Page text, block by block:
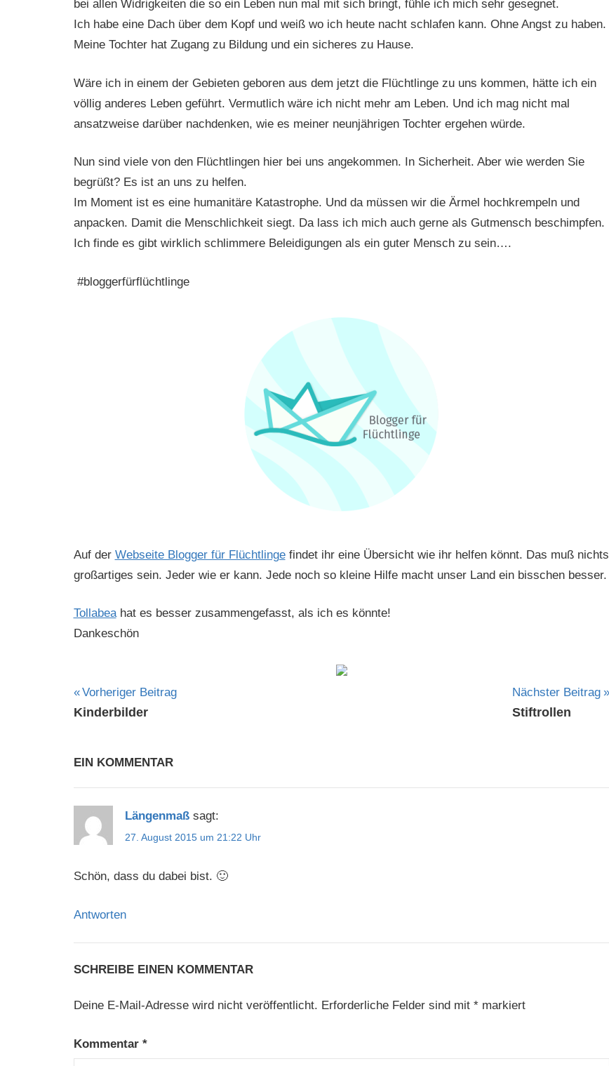
bei allen Widrigkeiten die so ein Leben nun mal mit sich bringt, fühle ich mich sehr gesegnet.
Ich habe eine Dach über dem Kopf und weiß wo ich heute nacht schlafen kann. Ohne Angst zu haben.
Meine Tochter hat Zugang zu Bildung und ein sicheres zu Hause.
Wäre ich in einem der Gebieten geboren aus dem jetzt die Flüchtlinge zu uns kommen, hätte ich ein
völlig anderes Leben geführt. Vermutlich wäre ich nicht mehr am Leben. Und ich mag nicht mal
ansatzweise darüber nachdenken, wie es meiner neunjährigen Tochter ergehen würde.
Nun sind viele von den Flüchtlingen hier bei uns angekommen. In Sicherheit. Aber wie werden Sie
begrüßt? Es ist an uns zu helfen.
Im Moment ist es eine humanitäre Katastrophe. Und da müssen wir die Ärmel hochkrempeln und
anpacken. Damit die Menschlichkeit siegt. Da lass ich mich auch gerne als Gutmensch beschimpfen.
Ich finde es gibt wirklich schlimmere Beleidigungen als ein guter Mensch zu sein….
#bloggerfürflüchtlinge
Auf der Webseite Blogger für Flüchtlingefindet ihr eine Übersicht wie ihr helfen könnt. Das muß nichts
großartiges sein. Jeder wie er kann. Jede noch so kleine Hilfe macht unser Land ein bisschen besser.
Tollabeahat es besser zusammengefasst, als ich es könnte!
Dankeschön
Beitragsnavigation
Vorheriger Beitrag
Kinderbilder
Nächster Beitrag
Stiftrollen
EIN KOMMENTAR
Längenmaß sagt:
27. August 2015 um 21:22 Uhr
Schön, dass du dabei bist. 🙂
Antworten
SCHREIBE EINEN KOMMENTAR
Deine E-Mail-Adresse wird nicht veröffentlicht. Erforderliche Felder sind mit *markiert
Kommentar *